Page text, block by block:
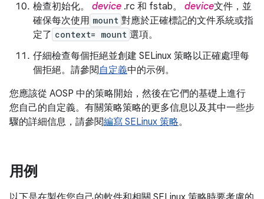
檢查初始化。 device .rc 和 fstab。 device文件，並
確保每次使用 mount 對應於正確標記的文件系統或指
定了 context= mount 選項。
仔細檢查每個拒絕並創建 SELinux 策略以正確處理每
個拒絕。請參閱 自定義中的示例。
您應該從 AOSP 中的策略開始，然後在它們的基礎上進行
您自己的自定義。有關策略策略的更多信息以及其中一些步
驟的詳細信息，請參閱編寫 SELinux 策略。
用例